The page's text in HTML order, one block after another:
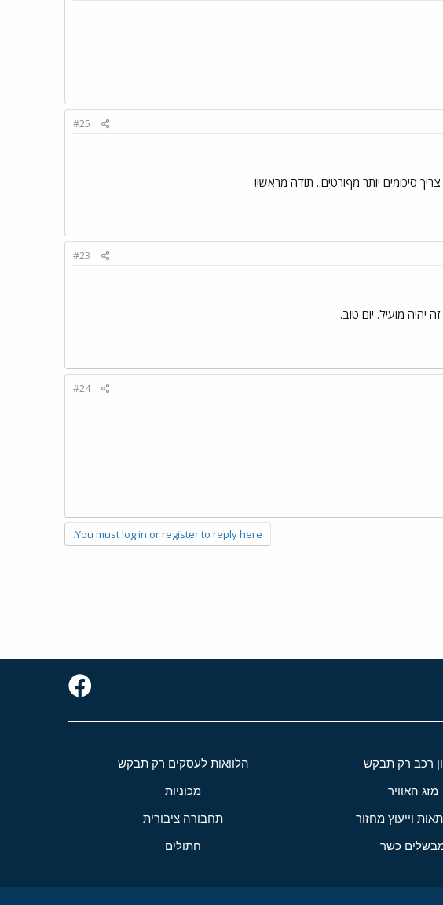
#25
סיכומים יותר מףורטים.. תודה מראש!!
#23
#24
You must log in or register to reply here.
רכב רק תבקש הלוואות לעסקים רק תבקש
מזג האוויר מכוניות
וייעוץ מחזור תחבורה ציבורית
כשר חתולים